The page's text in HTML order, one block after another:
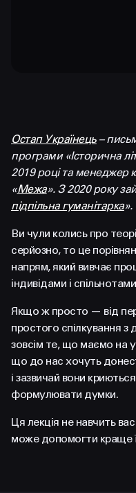
INSTAGRAM
FACEBOOK
Остап Українець –
програми «Історична
2019 році та менеджер
«Межа». З 2020 року
підпільна гуманітарка».
Ви чули колись про
серйозно, то це
напрям, який вивчає
індивідами і
Якщо ж просто — від
простого спілкування
зовсім те, що маємо на
що до нас хочуть
і зазвичай вони
формулювати думки.
Ця лекція не навчить
може допомогти краще